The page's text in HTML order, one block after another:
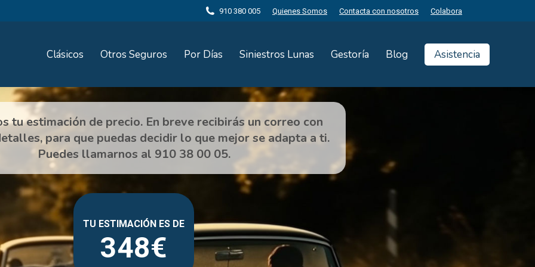
910 380 005 Quienes Somos Contacta con nosotros Colabora
Clásicos Otros Seguros Por Días Siniestros Lunas Gestoría Blog Asistencia
348